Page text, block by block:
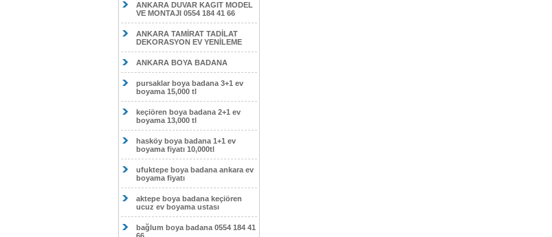
ANKARA DUVAR KAGIT MODEL
VE MONTAJI 0554 184 41 66
ANKARA TAMİRAT TADİLAT
DEKORASYON EV YENİLEME
ANKARA BOYA BADANA
pursaklar boya badana 3+1 ev
boyama 15,000 tl
keçiören boya badana 2+1 ev
boyama 13,000 tl
hasköy boya badana 1+1 ev
boyama fiyatı 10,000tl
ufuktepe boya badana ankara ev
boyama fiyatı
aktepe boya badana keçiören
ucuz ev boyama ustası
bağlum boya badana 0554 184 41